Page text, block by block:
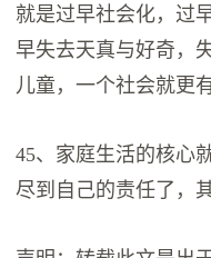
就是过早社会化，过
早失去天真与好奇，
儿童，一个社会就更
45、家庭生活的核心
尽到自己的责任了，